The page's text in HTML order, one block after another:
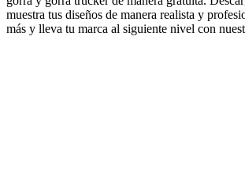
muestra tus diseños de manera realista y
más y lleva tu marca al siguiente nivel con